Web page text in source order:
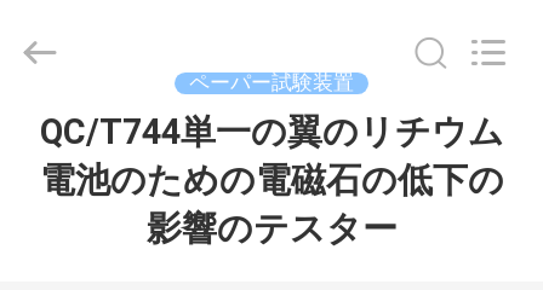
Testing
Equipment
Reserved.
Developed
ペーパー試験装置
QC/T744単一の翼のリチウム
電池のための電磁石の低下の
影響のテスター